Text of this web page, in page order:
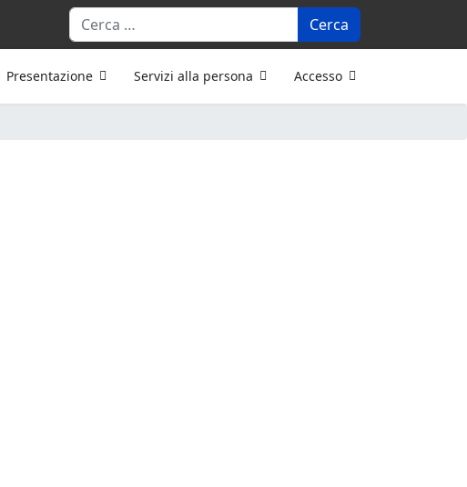
Cerca
Presentazione Servizi alla persona Accesso